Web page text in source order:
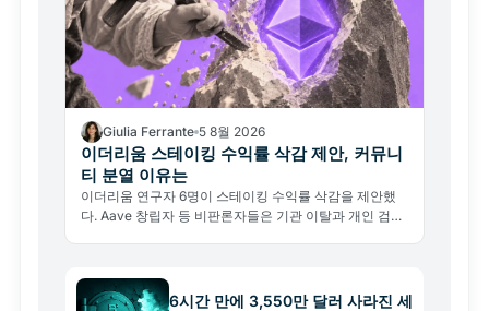
Giulia Ferrante 5 8월 2026
이더리움 스테이킹 수익률 삭감 제안, 커뮤니
티 분열 이유는
이더리움 연구자 6명이 스테이킹 수익률 삭감을 제안했
다. Aave 창립자 등 비판론자들은 기관 이탈과 개인 검증
6시간 만에 3,550만 달러 사라진 세